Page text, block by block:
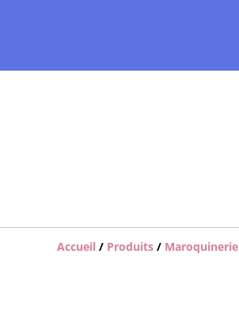
Accueil / Produits / Maroquinerie